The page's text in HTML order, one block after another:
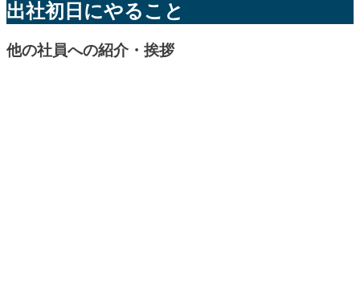
出社初日にやること
他の社員への紹介・挨拶